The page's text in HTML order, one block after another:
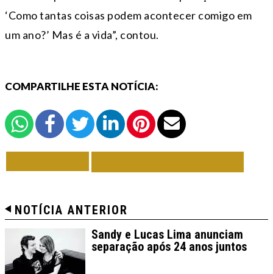
‘Como tantas coisas podem acontecer comigo em
um ano?’ Mas é a vida”, contou.
COMPARTILHE ESTA NOTÍCIA:
NOTÍCIA ANTERIOR
Sandy e Lucas Lima anunciam
separação após 24 anos juntos